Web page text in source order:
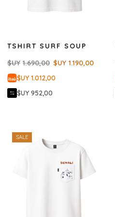
TSHIRT SURF SOUP
$UY 1.690,00 $UY 1.190,00
$UY 1.012,00
$UY 952,00
SALE